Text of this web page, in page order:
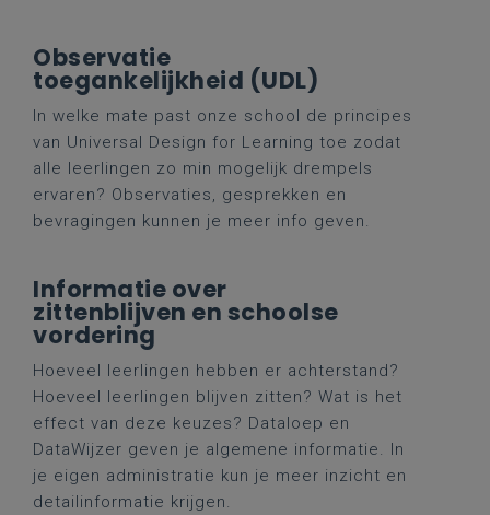
Observatie
toegankelijkheid (UDL)
In welke mate past onze school de principes
van Universal Design for Learning toe zodat
alle leerlingen zo min mogelijk drempels
ervaren? Observaties, gesprekken en
bevragingen kunnen je meer info geven.
Informatie over
zittenblijven en schoolse
vordering
Hoeveel leerlingen hebben er achterstand?
Hoeveel leerlingen blijven zitten? Wat is het
effect van deze keuzes? Dataloep en
DataWijzer geven je algemene informatie. In
je eigen administratie kun je meer inzicht en
detailinformatie krijgen.